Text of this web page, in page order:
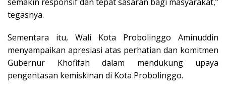
tegasnya.
Sementara itu, Wali Kota Probolinggo Aminuddin
menyampaikan apresiasi atas perhatian dan komitmen
Gubernur Khofifah dalam mendukung upaya
pengentasan kemiskinan di Kota Probolinggo.